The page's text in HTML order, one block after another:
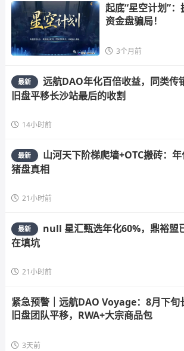
起底“星空计划”
资金盘骗局！
3个月前
最新
远航DAO年化百倍收益，同类传
旧盘平移长沙站最后的收割
14小时前
最新
山河天下阶梯爬墙+OTC搬砖：
猪盘真相
21小时前
最新
null 星汇甄选年化60%，鼎裕盟
在填坑
21小时前
紧急预警｜远航DAO Voyage：8月下旬
旧盘团队平移，RWA+大宗商品包
3天前